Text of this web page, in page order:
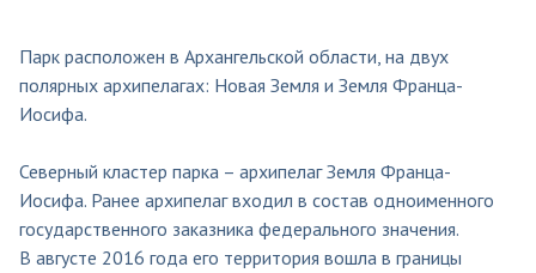
Парк расположен в Архангельской области, на двух
полярных архипелагах: Новая Земля и Земля Франца-
Иосифа.
Северный кластер парка – архипелаг Земля Франца-
Иосифа. Ранее архипелаг входил в состав одноименного
государственного заказника федерального значения.
В августе 2016 года его территория вошла в границы